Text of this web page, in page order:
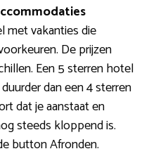
met vakanties die
De prijzen
Een 5 sterren hotel
dan een 4 sterren
dat je aanstaat en
steeds kloppend is.
button Afronden.